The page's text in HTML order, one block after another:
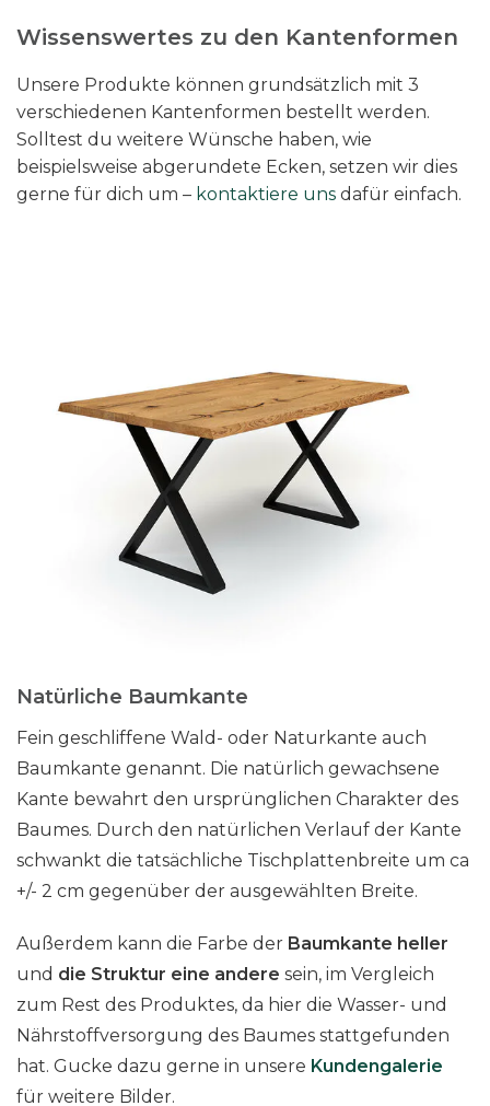
Wissenswertes zu den Kantenformen
Unsere Produkte können grundsätzlich mit 3
verschiedenen Kantenformen bestellt werden.
Solltest du weitere Wünsche haben, wie
beispielsweise abgerundete Ecken, setzen wir dies
gerne für dich um – kontaktiere uns dafür einfach.
Natürliche Baumkante
Fein geschliffene Wald- oder Naturkante auch
Baumkante genannt. Die natürlich gewachsene
Kante bewahrt den ursprünglichen Charakter des
Baumes. Durch den natürlichen Verlauf der Kante
schwankt die tatsächliche Tischplattenbreite um ca
+/- 2 cm gegenüber der ausgewählten Breite.
Außerdem kann die Farbe der Baumkante heller
und die Struktur eine andere sein, im Vergleich
zum Rest des Produktes, da hier die Wasser- und
Nährstoffversorgung des Baumes stattgefunden
hat. Gucke dazu gerne in unsere Kundengalerie
für weitere Bilder.